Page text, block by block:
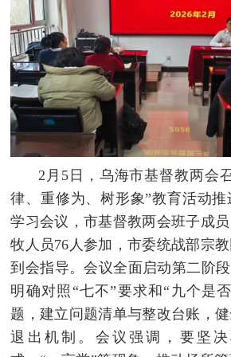
2月5日，乌海市基督教两会
律、重修为、树形象”教育活动推
学习会议，市基督教两会班子成
牧人员76人参加，市委统战部宗
到会指导。会议全面启动第二阶段
明确对照“七不”要求和“九个是
题，建立问题清单与整改台账，
退出机制。会议强调，要坚